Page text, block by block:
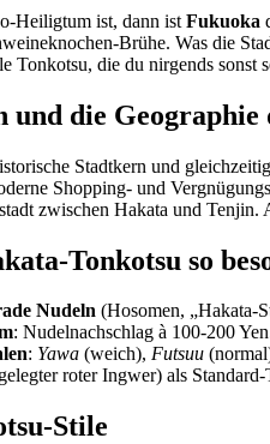
Heiligtum ist, dann ist Fukuoka
Brühe. Was die
Tonkotsu, die du nirgends sonst
und die Geographie
Stadtkern und
Shopping- und
zwischen Hakata und Tenjin.
Tonkotsu so
Nudeln (Hosomen, „Hakata-
: Nudelnachschlag à 100-200
: Yawa (weich), Futsuu
roter Ingwer) als
Stile